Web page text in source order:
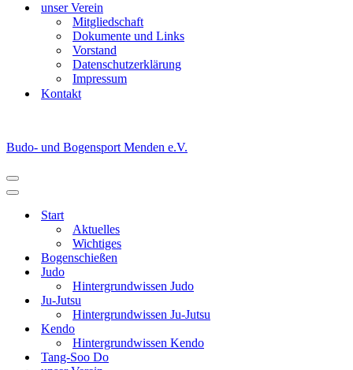
unser Verein
Mitgliedschaft
Dokumente und Links
Vorstand
Datenschutzerklärung
Impressum
Kontakt
Budo- und Bogensport Menden e.V.
Navigationsmenü
Navigationsmenü
Start
Aktuelles
Wichtiges
Bogenschießen
Judo
Hintergrundwissen Judo
Ju-Jutsu
Hintergrundwissen Ju-Jutsu
Kendo
Hintergrundwissen Kendo
Tang-Soo Do